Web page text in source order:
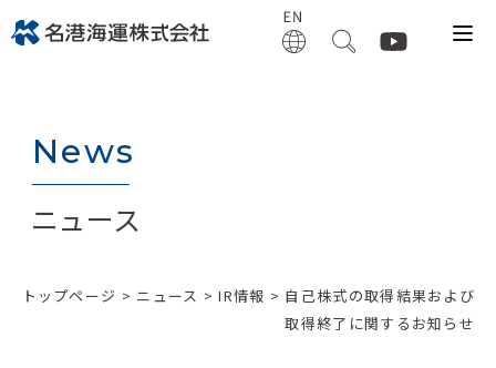
News
ニュース
トップページ > ニュース >IR情報 > 自己株式の取得結果および
取得終了に関するお知らせ